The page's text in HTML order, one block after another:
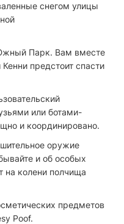
снегом улицы
Парк. Вам вместе
предстоит спасти
или ботами-
и координировано.
оружие
и об особых
на колени полчища
предметов
Poof.